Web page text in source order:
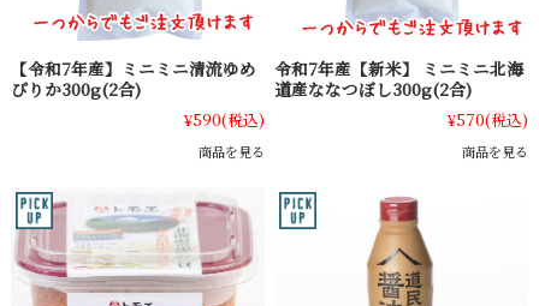
【令和7年産】ミニミニ清流ゆめ
ぴりか300g(2合)
¥590(税込)
商品を見る
令和7年産【新米】 ミニミニ北海
道産ななつぼし300g(2合)
¥570(税込)
商品を見る